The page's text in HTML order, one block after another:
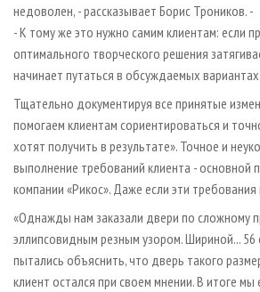
недоволен, - рассказывает Борис Троников. -
- К тому же это нужно самим клиентам: если
оптимального творческого решения
начинает путаться в обсуждаемых вариантах.
Тщательно документируя все принятые
помогаем клиентам сориентироваться и
хотят получить в результате». Точное и
выполнение требований клиента - основной
компании «Рикос». Даже если эти
«Однажды нам заказали двери по сложному
эллипсовидным резным узором. Шириной... 56
пытались объяснить, что дверь такого
клиент остался при своем мнении. В итоге мы